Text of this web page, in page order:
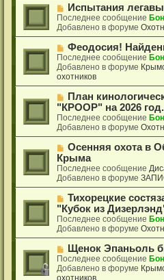
Н
о
в
о
е
с
о
о
б
щ
е
н
и
е
Испытания
Последнее сообщение
Добавлено в форуме
Н
о
в
о
е
с
о
о
б
щ
е
н
и
е
Феодосия!
Последнее сообщение
Добавлено в форуме
охотников
Н
о
в
о
е
с
о
о
б
щ
е
н
и
е
План
"КРООР" на 2026 год.
Последнее сообщение
Добавлено в форуме
Н
о
в
о
е
с
о
о
б
щ
е
н
и
е
Осенняя охота в
Крыма
Последнее сообщение
Добавлено в форуме
Н
о
в
о
е
с
о
о
б
Тихорецкие
"Кубок из
Последнее сообщение
Добавлено в форуме
Н
о
в
о
Щенок Эпаньоль
Последнее сообщение
Добавлено в форуме
охотников